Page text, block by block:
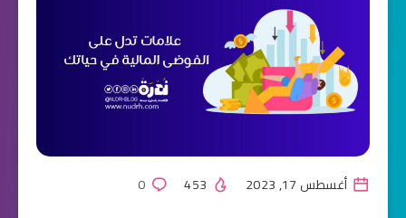
أغسطس 17, 2023 0